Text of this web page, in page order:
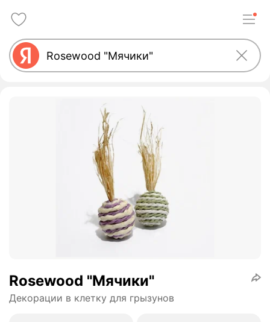
Rosewood "Мячики"
Декорации в клетку для грызунов